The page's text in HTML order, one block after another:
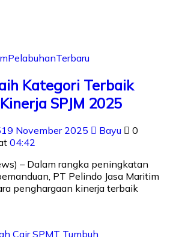
PelabuhanTerbaru
Kategori Terbaik
SPJM 2025
19 November 2025 Bayu
0
04:42
– Dalam rangka peningkatan
PT Pelindo Jasa Maritim
penghargaan kinerja terbaik